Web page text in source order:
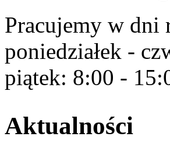
Pracujemy w dni
poniedziałek -
piątek: 8:00 -
Aktualności